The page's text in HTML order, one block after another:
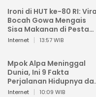
Ironi di HUT ke-80 RI:
Bocah Gowa Mengais
Sisa Makanan di Pesta
Kemerdekaan
Internet 13:57 WIB
Mpok Alpa Meninggal
Dunia, Ini 9 Fakta
Perjalanan Hidupnya
Viral hingga Puncak
Internet 10:09 WIB